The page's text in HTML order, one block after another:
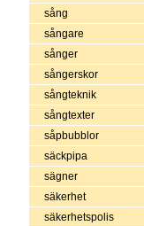
sång
sångare
sånger
sångerskor
sångteknik
sångtexter
såpbubblor
säckpipa
sägner
säkerhet
säkerhetspolis